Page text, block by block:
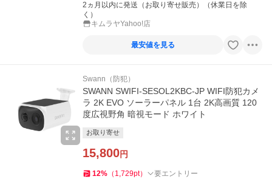
2ヵ月以内に発送（お取り寄せ販売）（休業日を除
く）
キムラヤYahoo!店
最安値を見る
Swann（防犯）
SWANN SWIFI-SESOL2KBC-JP WIFI防犯カメ
ラ 2K EVO ソーラーパネル 1台 2K高画質 120
度広視野角 暗視モード ホワイト
お取り寄せ
15,800円
12% （ 1,729pt） 要エントリー